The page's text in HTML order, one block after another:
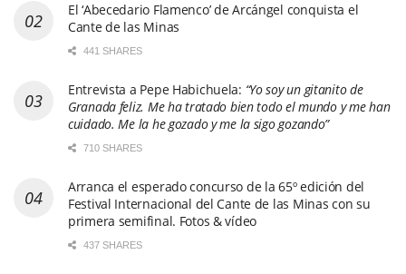
El ‘Abecedario Flamenco’ de Arcángel conquista el
Cante de las Minas
441 SHARES
Entrevista a Pepe Habichuela: “Yo soy un gitanito de
Granada feliz. Me ha tratado bien todo el mundo y me han
cuidado. Me la he gozado y me la sigo gozando”
710 SHARES
Arranca el esperado concurso de la 65º edición del
Festival Internacional del Cante de las Minas con su
primera semifinal. Fotos & vídeo
437 SHARES